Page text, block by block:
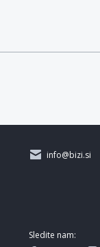
info@bizi.si
Sledite nam: